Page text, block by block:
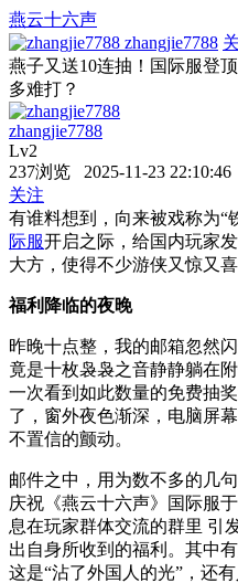
燕云十六声
zhangjie7788
燕子又送10连抽！国际服登
多难打？
zhangjie7788
Lv2
237浏览 2025-11-23 22:10:46
关注
有谁料想到，向来被戏称为“
际服开启之际，给国内玩家
大方，使得不少游侠又惊又喜
福利降临的夜晚
昨晚十点整，我的邮箱忽然
竟是十枚袅袅之音静静躺在
一次看到如此数量的免费抽
了，窗外夜色渐深，电脑屏
不置信的颤动。
邮件之中，用为数不多的几
庆祝《燕云十六声》国际服
息在玩家群体交流的群里 引
出自身所收到的福利。其中
这是“沾了外国人的光”，还